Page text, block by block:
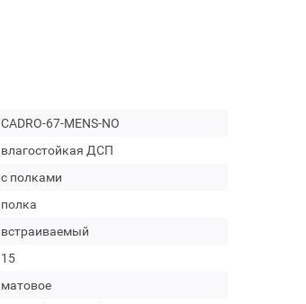
CADRO-67-MENS-NO
влагостойкая ДСП
с полками
полка
встраиваемый
15
матовое